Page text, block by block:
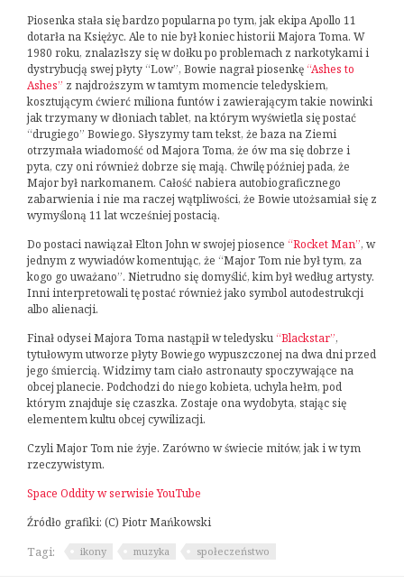
Piosenka stała się bardzo popularna po tym, jak ekipa Apollo 11
dotarła na Księżyc. Ale to nie był koniec historii Majora Toma. W
1980 roku, znalazłszy się w dołku po problemach z narkotykami i
dystrybucją swej płyty “Low”, Bowie nagrał piosenkę“Ashes to
Ashes” z najdroższym w tamtym momencie teledyskiem,
kosztującym ćwierć miliona funtów i zawierającym takie nowinki
jak trzymany w dłoniach tablet, na którym wyświetla się postać
“drugiego” Bowiego. Słyszymy tam tekst, że baza na Ziemi
otrzymała wiadomość od Majora Toma, że ów ma się dobrze i
pyta, czy oni również dobrze się mają. Chwilę później pada, że
Major był narkomanem. Całość nabiera autobiograficznego
zabarwienia i nie ma raczej wątpliwości, że Bowie utożsamiał się z
wymyśloną 11 lat wcześniej postacią.
Do postaci nawiązał Elton John w swojej piosence “Rocket Man”, w
jednym z wywiadów komentując, że “Major Tom nie był tym, za
kogo go uważano”. Nietrudno się domyślić, kim był według artysty.
Inni interpretowali tę postać również jako symbol autodestrukcji
albo alienacji.
Finał odysei Majora Toma nastąpił w teledysku“Blackstar”,
tytułowym utworze płyty Bowiego wypuszczonej na dwa dni przed
jego śmiercią. Widzimy tam ciało astronauty spoczywające na
obcej planecie. Podchodzi do niego kobieta, uchyla hełm, pod
którym znajduje się czaszka. Zostaje ona wydobyta, stając się
elementem kultu obcej cywilizacji.
Czyli Major Tom nie żyje. Zarówno w świecie mitów, jak i w tym
rzeczywistym.
Space Oddity w serwisie YouTube
Źródło grafiki: (C) Piotr Mańkowski
Tagi: ikony muzyka społeczeństwo